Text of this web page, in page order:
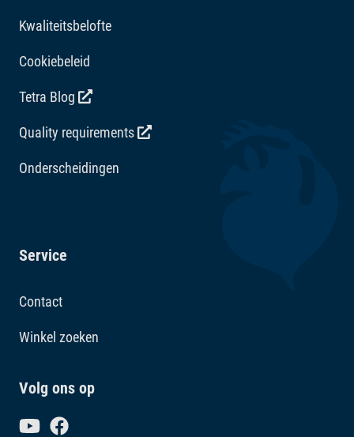
Kwaliteitsbelofte
Cookiebeleid
Tetra Blog
Quality requirements
Onderscheidingen
Service
Contact
Winkel zoeken
Volg ons op